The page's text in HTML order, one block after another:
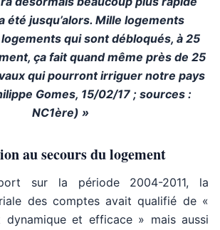
été jusqu’alors. Mille logements
qui sont débloqués, à 25
ça fait quand même près de 25
qui pourront irriguer notre pays
Gomes, 15/02/17 ; sources :
NC1ère) »
au secours du logement
sur la période 2004-2011, la
des comptes avait qualifié de «
dynamique et efficace » mais aussi